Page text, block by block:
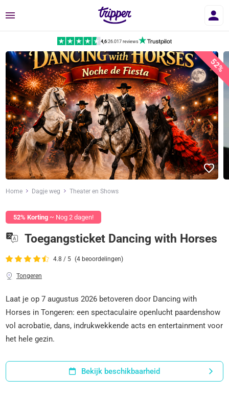
Menu
4,6|26.017 reviews
52%
Home Dagje weg Theater en Shows
52% Korting ~ Nog 2 dagen!
Toegangsticket Dancing with Horses
4.8 / 5 (4 beoordelingen)
Tongeren
Laat je op 7 augustus 2026 betoveren door Dancing with
Horses in Tongeren: een spectaculaire openlucht paardenshow
vol acrobatie, dans, indrukwekkende acts en entertainment voor
het hele gezin.
Bekijk beschikbaarheid